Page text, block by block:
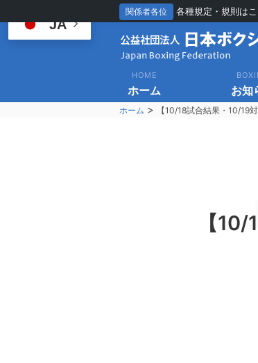
関係者各位 各種規定・規則は
HOME
ホーム お知
ホーム > 【10/18試合結果・10/19
【
JA